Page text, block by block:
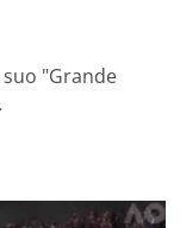
"Grande